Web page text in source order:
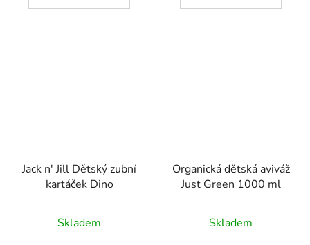
Jack n' Jill Dětský zubní
kartáček Dino
Skladem
Organická dětská aviváž
Just Green 1000 ml
Skladem